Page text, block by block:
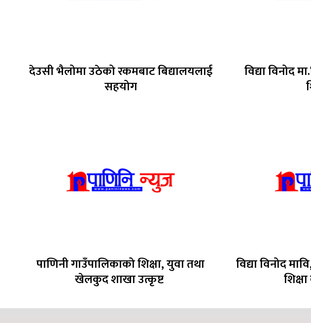
देउसी भैलोमा उठेको रकमबाट बिद्यालयलाई
सहयोग
विद्या विनोद
पाणिनी गाउँपालिकाको शिक्षा, युवा तथा
खेलकुद शाखा उत्कृष्ट
विद्या विनोद